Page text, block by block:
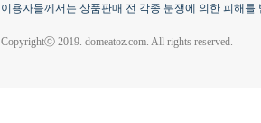
이용자들께서는 상품판매 전 각종 분쟁에 의한 피해
Copyrightⓒ 2019. domeatoz.com. All rights reserved.